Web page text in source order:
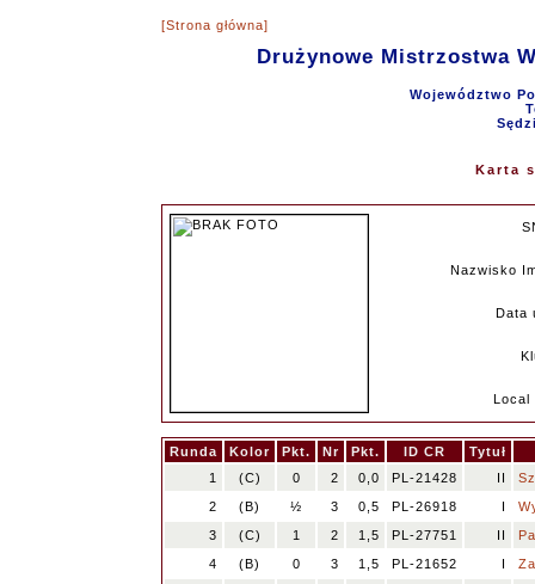
[Strona główna]
Drużynowe Mistrzostwa
Województwo
Karta
Nazwisko
Data
Local
Runda Kolor Pkt. Nr Pkt. ID CR
Tytuł
1
(C) 0 2 0,0 PL-21428 II
2
(B) ½ 3 0,5 PL-26918 I
3
(C) 1 2 1,5 PL-27751 II
4
(B) 0 3 1,5 PL-21652 I